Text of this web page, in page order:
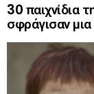
30 παιχνίδια
σφράγισαν